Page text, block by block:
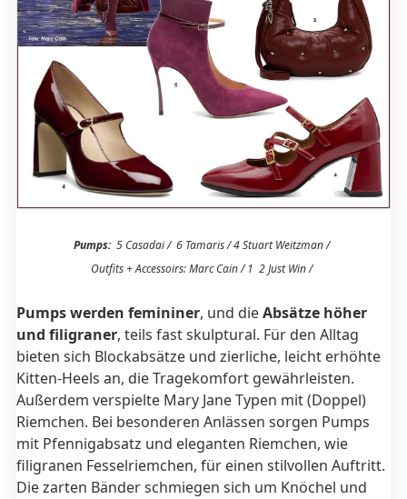
Pumps: 5 Casadai / 6 Tamaris / 4 Stuart Weitzman /
Outfits + Accessoirs: Marc Cain / 1 2 Just Win /
Pumps werden femininer, und dieAbsätze höher
und filigraner, teils fast skulptural. Für den Alltag
bieten sich Blockabsätze und zierliche, leicht erhöhte
Kitten-Heels an, die Tragekomfort gewährleisten.
Außerdem verspielte Mary Jane Typen mit (Doppel)
Riemchen. Bei besonderen Anlässen sorgen Pumps
mit Pfennigabsatz und eleganten Riemchen, wie
filigranen Fesselriemchen, für einen stilvollen Auftritt.
Die zarten Bänder schmiegen sich um Knöchel und